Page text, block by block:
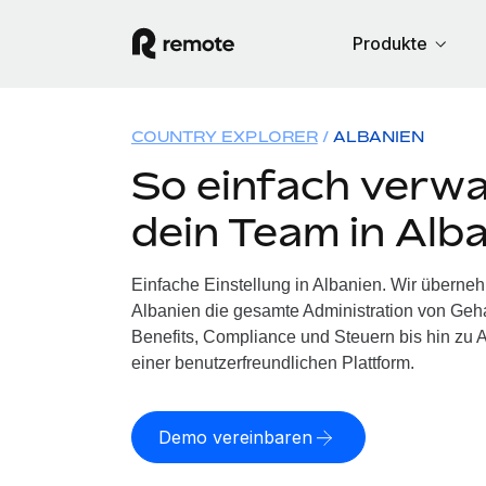
Produkte
COUNTRY EXPLORER ALBANIEN
So einfach
dein Team in
Einfache Einstellung in Albanien. Wir
Albanien die gesamte Administration von
Benefits, Compliance und Steuern bis hin zu
einer benutzerfreundlichen Plattform.
Demo vereinbaren